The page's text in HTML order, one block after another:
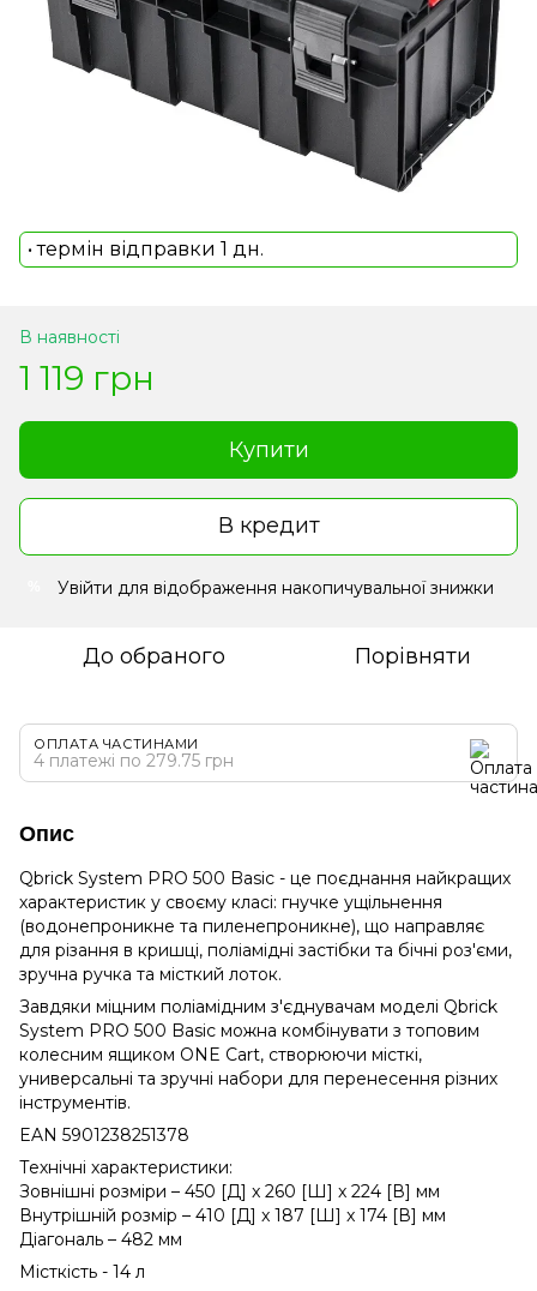
• термін відправки 1 дн.
В наявності
1 119 грн
Купити
В кредит
Увійти для відображення накопичувальної знижки
До обраного Порівняти
ОПЛАТА ЧАСТИНАМИ
4 платежі по 279.75 грн
Опис
Qbrick System PRO 500 Basic - це поєднання найкращих
характеристик у своєму класі: гнучке ущільнення
(водонепроникне та пиленепроникне), що направляє
для різання в кришці, поліамідні застібки та бічні роз'єми,
зручна ручка та місткий лоток.
Завдяки міцним поліамідним з'єднувачам моделі Qbrick
System PRO 500 Basic можна комбінувати з топовим
колесним ящиком ONE Cart, створюючи місткі,
универсальні та зручні набори для перенесення різних
інструментів.
EAN 5901238251378
Технічні характеристики:
Зовнішні розміри – 450 [Д] x 260 [Ш] x 224 [В] мм
Внутрішній розмір – 410 [Д] x 187 [Ш] x 174 [В] мм
Діагональ – 482 мм
Місткість - 14 л